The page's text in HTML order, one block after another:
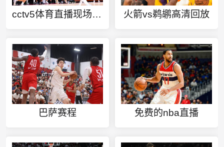
cctv5体育直播现场直播 火箭vs鹈鹕高清回放
巴萨赛程 免费的nba直播